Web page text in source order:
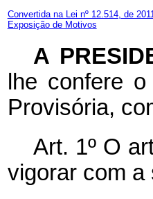
Convertida na Lei nº 12.514, de
Exposição de Motivos
A
lhe confere
Provisória,
Art. 1º O
vigorar com a